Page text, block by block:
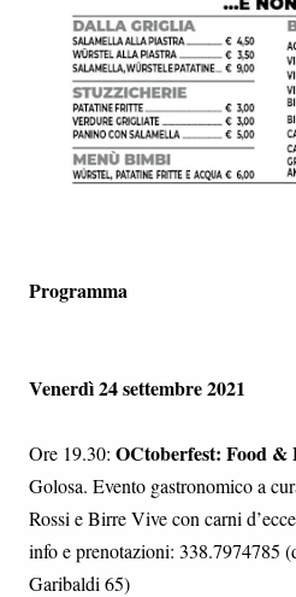
Programma
Venerdì 24 settembre 2021
Ore 19.30: OCtoberfest: Food &
Golosa. Evento gastronomico a
Rossi e Birre Vive con carni
info e prenotazioni: 338.7974785
Garibaldi 65)